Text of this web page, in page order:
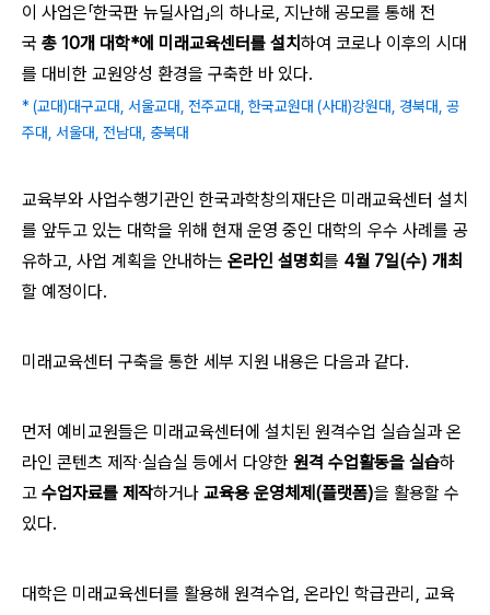
이 사업은「한국판 뉴딜사업」의 하나로, 지난해 공모를 통해 전
국 총 10개 대학*에 미래교육센터를 설치하여 코로나 이후의 시대
를 대비한 교원양성 환경을 구축한 바 있다.
* (교대)대구교대, 서울교대, 전주교대, 한국교원대 (사대)강원대, 경북대, 공
주대, 서울대, 전남대, 충북대
교육부와 사업수행기관인 한국과학창의재단은 미래교육센터 설치
를 앞두고 있는 대학을 위해 현재 운영 중인 대학의 우수 사례를 공
유하고, 사업 계획을 안내하는 온라인 설명회를 4월 7일(수) 개최
할 예정이다.
미래교육센터 구축을 통한 세부 지원 내용은 다음과 같다.
먼저 예비교원들은 미래교육센터에 설치된 원격수업 실습실과 온
라인 콘텐츠 제작‧실습실 등에서 다양한 원격 수업활동을 실습하
고 수업자료를 제작하거나 교육용 운영체제(플랫폼)을 활용할 수
있다.
대학은 미래교육센터를 활용해 원격수업, 온라인 학급관리, 교육